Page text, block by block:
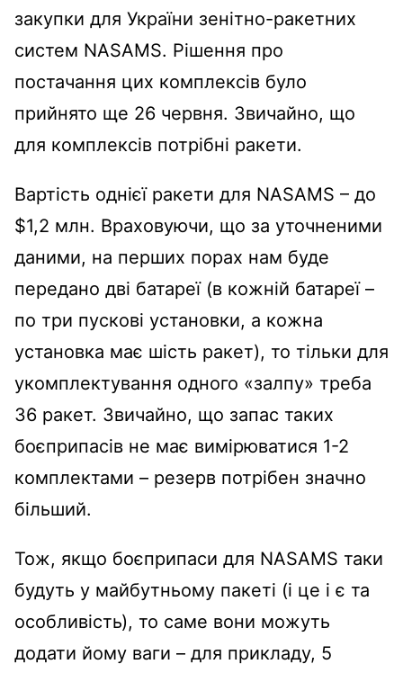
закупки для України зенітно-ракетних
систем NASAMS. Рішення про
постачання цих комплексів було
прийнято ще 26 червня. Звичайно, що
для комплексів потрібні ракети.
Вартість однієї ракети для NASAMS – до
$1,2 млн. Враховуючи, що за уточненими
даними, на перших порах нам буде
передано дві батареї (в кожній батареї –
по три пускові установки, а кожна
установка має шість ракет), то тільки для
укомплектування одного «залпу» треба
36 ракет. Звичайно, що запас таких
боєприпасів не має вимірюватися 1-2
комплектами – резерв потрібен значно
більший.
Тож, якщо боєприпаси для NASAMS таки
будуть у майбутньому пакеті (і це і є та
особливість), то саме вони можуть
додати йому ваги – для прикладу, 5